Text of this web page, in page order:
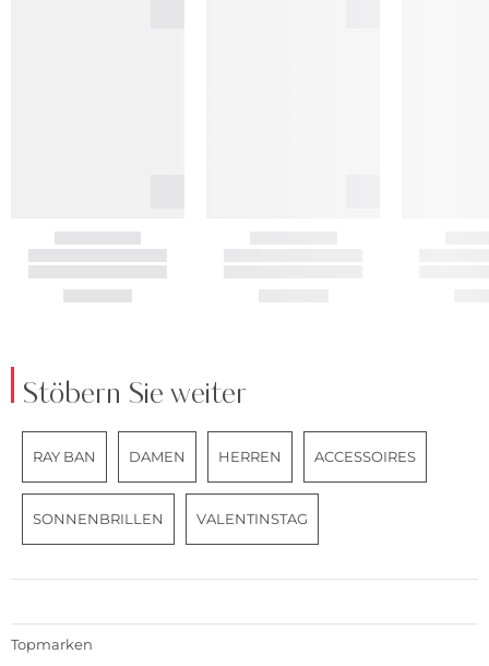
Stöbern Sie weiter
RAY BAN DAMEN HERREN ACCESSOIRES
SONNENBRILLEN VALENTINSTAG
Topmarken